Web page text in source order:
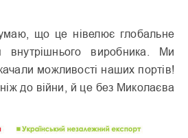
що це нівелює глобальне
внутрішнього виробника. Ми
можливості наших портів!
до війни, й це без Миколаєва